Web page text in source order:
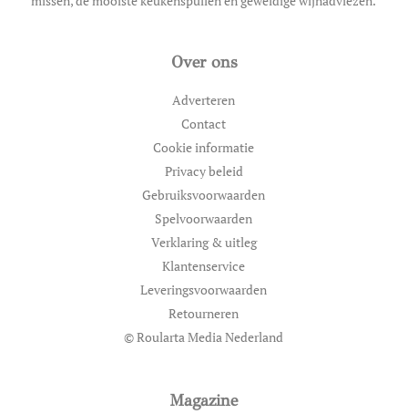
Over ons
Adverteren
Contact
Cookie informatie
Privacy beleid
Gebruiksvoorwaarden
Spelvoorwaarden
Verklaring & uitleg
Klantenservice
Leveringsvoorwaarden
Retourneren
© Roularta Media Nederland
Magazine